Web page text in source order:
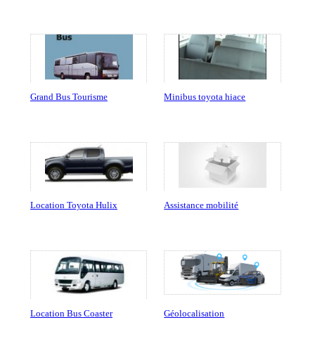
Grand Bus Tourisme Minibus toyota hiace
Location Toyota Hulix Assistance mobilité
Location Bus Coaster Géolocalisation